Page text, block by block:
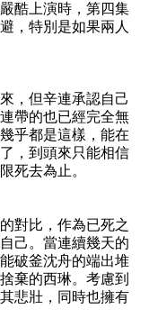
酷上演時，第四集
，特別是如果兩人
，但辛連承認自己
帶的也已經完全無
乎都是這樣，能在
，到頭來只能相信
死去為止。
對比，作為已死之
己。當連續幾天的
破釜沈舟的端出堆
棄的西琳。考慮到
悲壯，同時也擁有